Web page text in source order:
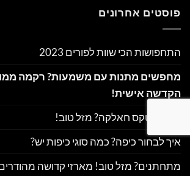
פוסטים אחרונים
התחפושות הכי שוות לפורים 2023
מחפשים מתנות עם משמעות? רקמה
הקדשה אישית!
חוגגים טקס חאלקה? מזל טוב!
איך לבחור כיפה? כמה סוגי כיפות יש?
מתחתנים? מזל טוב! מארזי קדושה